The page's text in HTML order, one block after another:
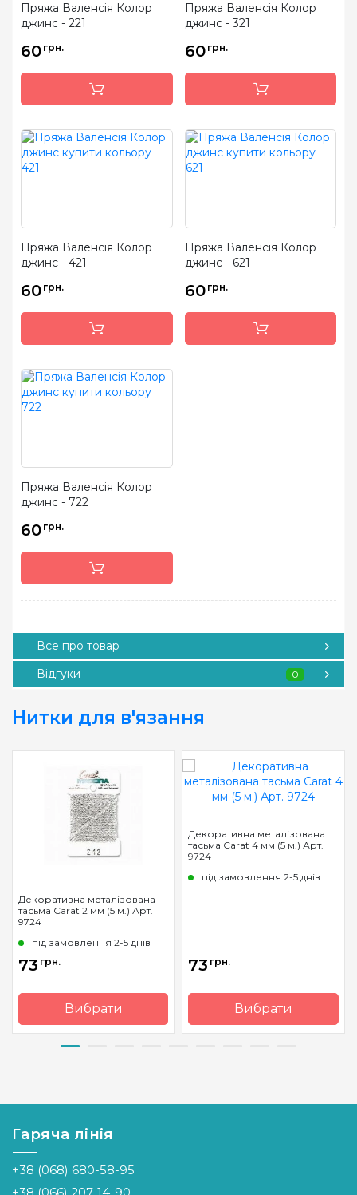
Пряжа Валенсія Колор
джинс - 221
60 грн.
Пряжа Валенсія Колор
джинс - 321
60 грн.
Пряжа Валенсія Колор
джинс - 421
60 грн.
Пряжа Валенсія Колор
джинс - 621
60 грн.
Пряжа Валенсія Колор
джинс - 722
60 грн.
Все про товар
Відгуки
0
Нитки для в'язання
Декоративна металізована
тасьма Carat 2 мм (5 м.) Арт.
9724
під замовлення 2-5 днів
73 грн.
Вибрати
Бренд
Вага
-
Метраж
Декоративна металізована
тасьма Carat 4 мм (5 м.) Арт.
9724
під замовлення 2-5 днів
73 грн.
Вибрати
Вага
-
Гаряча лінія
+38 (068) 680-58-95